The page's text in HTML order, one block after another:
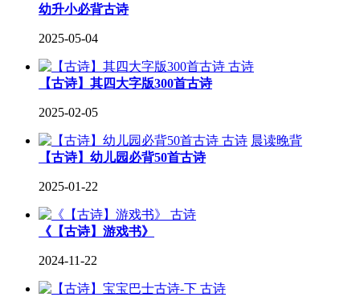
幼升小必背古诗
2025-05-04
古诗
【古诗】其四大字版300首古诗
2025-02-05
古诗 晨读晚背
【古诗】幼儿园必背50首古诗
2025-01-22
古诗
《【古诗】游戏书》
2024-11-22
古诗